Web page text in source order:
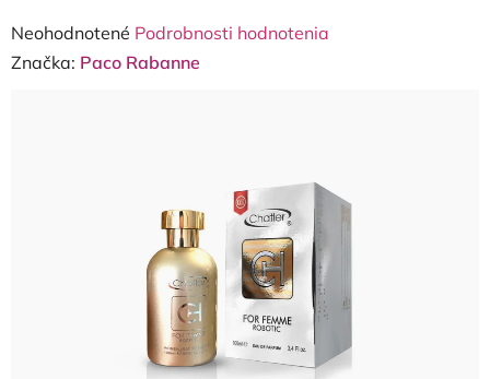
Priemerné
hodnotenie
Neohodnotené Podrobnosti hodnotenia
Značka: Paco Rabanne